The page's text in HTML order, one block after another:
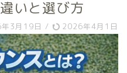
いと選び方
3月19日 / 2026年4月1日